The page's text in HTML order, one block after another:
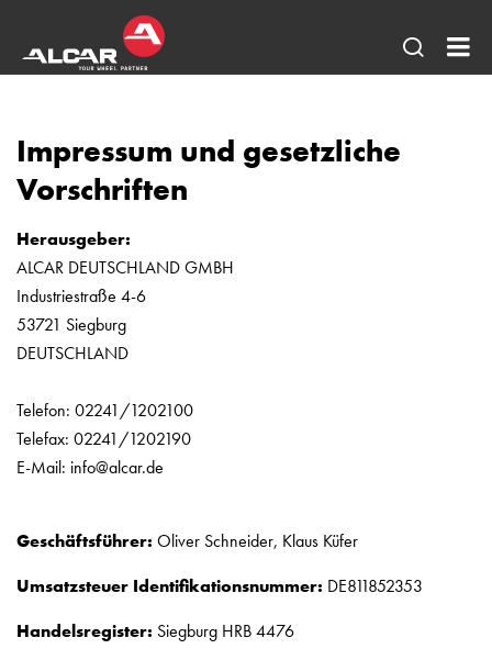
Impressum und gesetzliche
Vorschriften
Herausgeber:
ALCAR DEUTSCHLAND GMBH
Industriestraße 4-6
53721 Siegburg
DEUTSCHLAND
Telefon: 02241/1202100
Telefax: 02241/1202190
E-Mail: info@alcar.de
Geschäftsführer: Oliver Schneider, Klaus Küfer
Umsatzsteuer Identifikationsnummer: DE811852353
Handelsregister: Siegburg HRB 4476